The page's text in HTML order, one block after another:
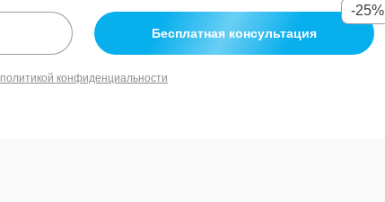
Бесплатная консультация
-25%
политикой конфиденциальности